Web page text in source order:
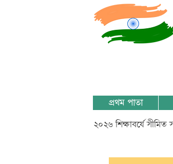
প্রথম পাতা
২০২৬ শিক্ষাবর্ষে